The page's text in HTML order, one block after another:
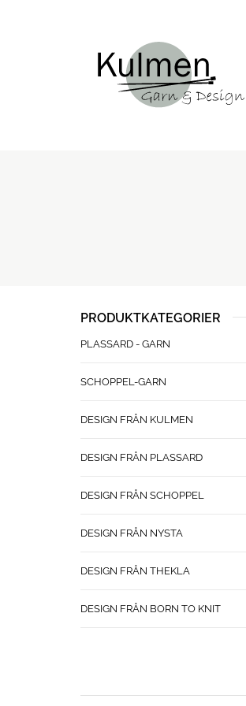
PRODUKTKATEGORIER
PLASSARD - GARN
SCHOPPEL-GARN
DESIGN FRÅN KULMEN
DESIGN FRÅN PLASSARD
DESIGN FRÅN SCHOPPEL
DESIGN FRÅN NYSTA
DESIGN FRÅN THEKLA
DESIGN FRÅN BORN TO KNIT